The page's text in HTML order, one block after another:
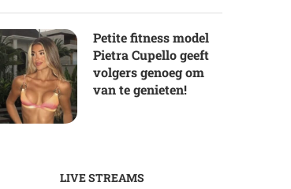
Petite fitness model
Pietra Cupello geeft
volgers genoeg om
van te genieten!
LIVE STREAMS